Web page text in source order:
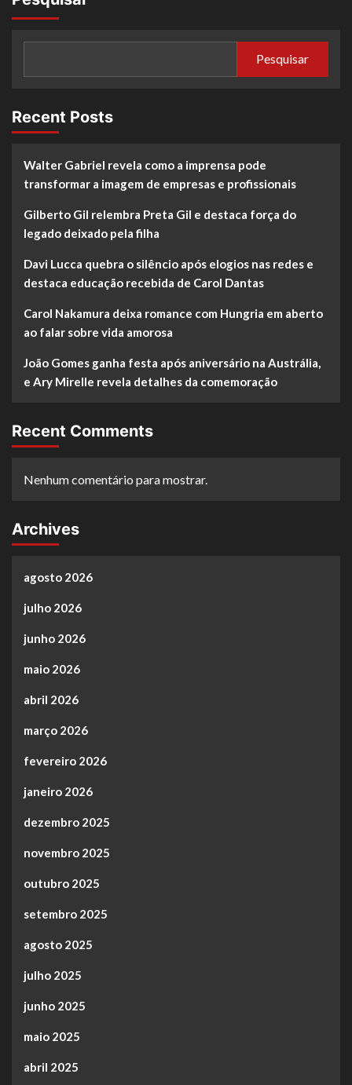
Pesquisar
Recent Posts
Walter Gabriel revela como a imprensa pode
transformar a imagem de empresas e profissionais
Gilberto Gil relembra Preta Gil e destaca força do
legado deixado pela filha
Davi Lucca quebra o silêncio após elogios nas redes e
destaca educação recebida de Carol Dantas
Carol Nakamura deixa romance com Hungria em aberto
ao falar sobre vida amorosa
João Gomes ganha festa após aniversário na Austrália,
e Ary Mirelle revela detalhes da comemoração
Recent Comments
Nenhum comentário para mostrar.
Archives
agosto 2026
julho 2026
junho 2026
maio 2026
abril 2026
março 2026
fevereiro 2026
janeiro 2026
dezembro 2025
novembro 2025
outubro 2025
setembro 2025
agosto 2025
julho 2025
junho 2025
maio 2025
abril 2025